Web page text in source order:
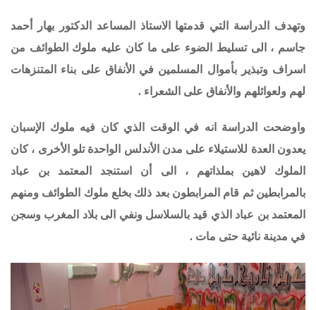
وتهدف الدراسة التي قدمتها الاستاذ المساعد الدكتور بهار أحمد
جاسم ، الى تسليط الضوء على ما كان عليه ملوك الطوائف من
اسراف وتبذير بأموال المسلمين في الأنفاق على بناء المتنزهات
لهم ولعوائلهم والأنفاق على الشعراء .
واوضحت الدراسة انه في الوقت الذي كان فيه ملوك الإسبان
يعدون العدة للاستيلاء على مدن الأندلس الواحدة تلو الأخرى ، كان
الملوك لاهين بملذاتهم ، الى أن استنجد المعتمد بن عباد
بالمرابطين ثم قام المرابطون بعد ذلك بخلع ملوك الطوائف ومنهم
المعتمد بن عباد الذي قيد بالسلاسل ونفي الى بلاد المغرب وسجن
في مدينة نائية حتى مات .